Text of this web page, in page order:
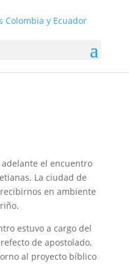
–
el encuentro
La ciudad de
en ambiente
estuvo a cargo del
de apostolado,
al proyecto bíblico